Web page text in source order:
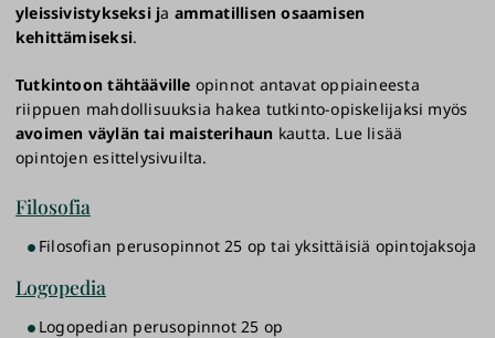
yleissivistykseksi ja ammatillisen osaamisen
kehittämiseksi.
Tutkintoon tähtääville opinnot antavat oppiaineesta
riippuen mahdollisuuksia hakea tutkinto-opiskelijaksi myös
avoimen väylän tai maisterihaun kautta. Lue lisää
opintojen esittelysivuilta.
Filosofia
Filosofian perusopinnot 25 op tai yksittäisiä opintojaksoja
Logopedia
Logopedian perusopinnot 25 op